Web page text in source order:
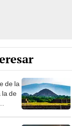
de la
la de